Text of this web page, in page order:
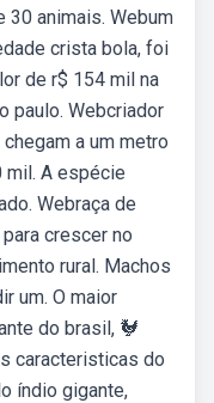
30 animais. Webum
crista bola, foi
de r$ 154 mil na
paulo. Webcriador
a um metro
mil. A espécie
Webraça de
crescer no
rural. Machos
um. O maior
do brasil, 🐓
caracteristicas do
índio gigante,